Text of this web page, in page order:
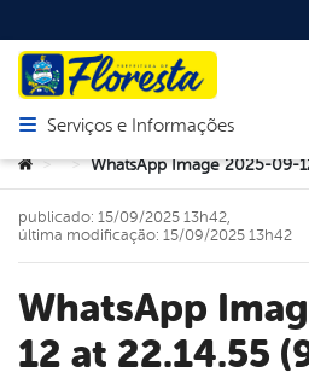
Abrir menu principal de
Serviços e Informações
Você está aqui:
> > WhatsApp Image 2025-09-
WhatsApp Image 2025-09-
12 at 22.14.55
publicado: 15/09/2025 13h42,
última modificação: 15/09/2025 13h42